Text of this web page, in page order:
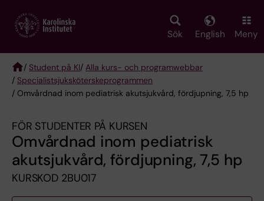
main
Sök English Meny
Breadcrumb
/ Student på KI/ Alla kurs- och programwebbar
/ Specialist­sjuksköterske­programmen
/ Omvårdnad inom pediatrisk akutsjukvård, fördjupning, 7,5 hp
FÖR STUDENTER PÅ KURSEN
Omvårdnad inom pediatrisk
akutsjukvård, fördjupning, 7,5 hp
KURSKOD 2BU017